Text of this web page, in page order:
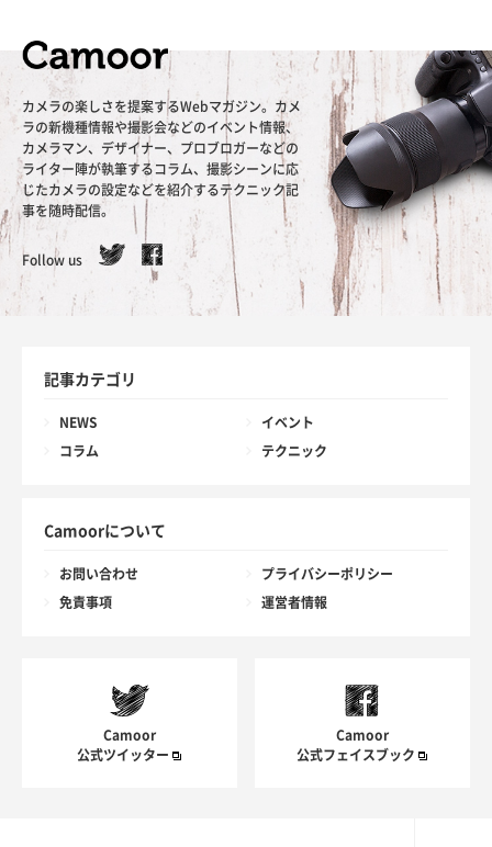
カメラの楽しさを提案するWebマガジン。カメ
ラの新機種情報や撮影会などのイベント情報、
カメラマン、デザイナー、プロブロガーなどの
ライター陣が執筆するコラム、撮影シーンに応
じたカメラの設定などを紹介するテクニック記
事を随時配信。
Follow us
記事カテゴリ
NEWS イベント
コラム テクニック
Camoorについて
お問い合わせ プライバシーポリシー
免責事項 運営者情報
Camoor
公式ツイッター
Camoor
公式フェイスブック